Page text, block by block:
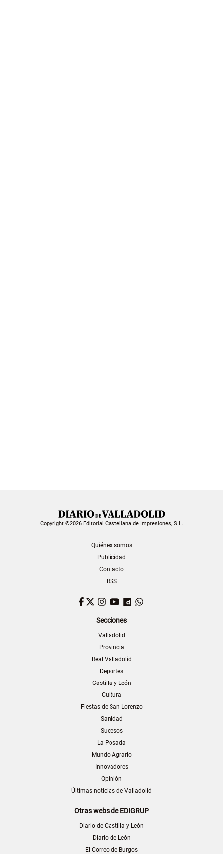
Copyright ©2026 Editorial Castellana de Impresiones, S.L.
Quiénes somos
Publicidad
Contacto
RSS
Facebook
TwitterInstagram
YouTubeDailymotion
Secciones
Valladolid
Provincia
Real Valladolid
Deportes
Castilla y León
Cultura
Fiestas de San Lorenzo
Sanidad
Sucesos
La Posada
Mundo Agrario
Innovadores
Opinión
Últimas noticias de Valladolid
Otras webs de EDIGRUP
Diario de Castilla y León
Diario de León
El Correo de Burgos